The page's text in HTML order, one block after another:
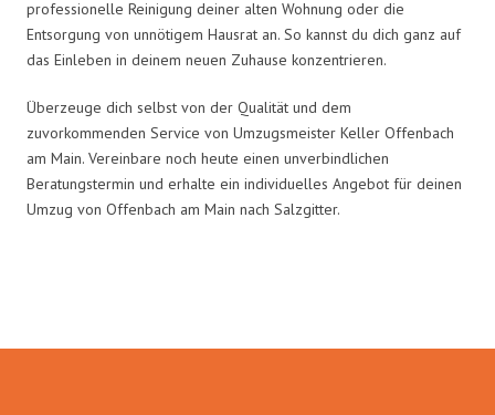
professionelle Reinigung deiner alten Wohnung oder die
Entsorgung von unnötigem Hausrat an. So kannst du dich ganz auf
das Einleben in deinem neuen Zuhause konzentrieren.
Überzeuge dich selbst von der Qualität und dem
zuvorkommenden Service von Umzugsmeister Keller Offenbach
am Main. Vereinbare noch heute einen unverbindlichen
Beratungstermin und erhalte ein individuelles Angebot für deinen
Umzug von Offenbach am Main nach Salzgitter.